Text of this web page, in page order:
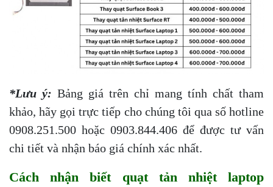
*Lưu ý: Bảng giá trên chỉ mang tính chất tham
khảo, hãy gọi trực tiếp cho chúng tôi qua số hotline
0908.251.500 hoặc 0903.844.406 để được tư vấn
chi tiết và nhận báo giá chính xác nhất.
Cách nhận biết quạt tản nhiệt laptop